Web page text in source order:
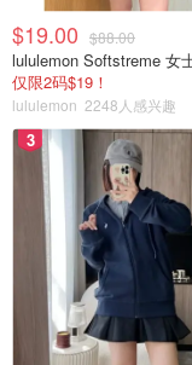
$19.00 $88.00
仅限2码$19！
lululemon 2248人感兴趣
3